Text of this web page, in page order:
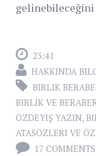
gelinebileceğini
23:41
HAKKINDA
BIRLIK
BIRLIK VE
ÖZDEYIŞ YAZIN,
ATASÖZLERI VE
17 COMMENTS